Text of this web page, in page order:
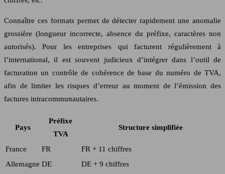
Connaître ces formats permet de détecter rapidement une anomalie
grossière (longueur incorrecte, absence du préfixe, caractères non
autorisés). Pour les entreprises qui facturent régulièrement à
l’international, il est souvent judicieux d’intégrer dans l’outil de
facturation un contrôle de cohérence de base du numéro de TVA,
afin de limiter les risques d’erreur au moment de l’émission des
factures intracommunautaires.
Pays
Préfixe
TVA
Structure simplifiée
France FR
FR + 11 chiffres
Allemagne DE
DE + 9 chiffres